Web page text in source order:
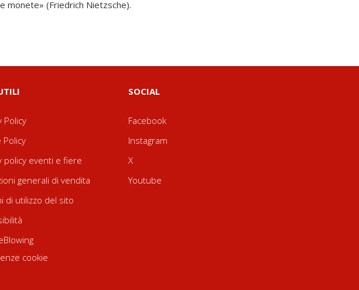
monete» (Friedrich Nietzsche).
Policy
Policy
policy eventi e fiere
generali di vendita
di utilizzo del sito
cookie
SOCIAL
Facebook
Instagram
X
Youtube